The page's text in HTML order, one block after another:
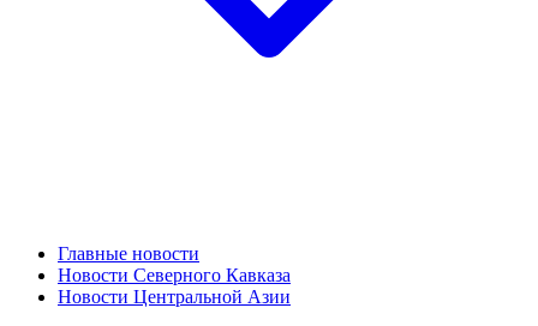
Главные новости
Новости Северного Кавказа
Новости Центральной Азии